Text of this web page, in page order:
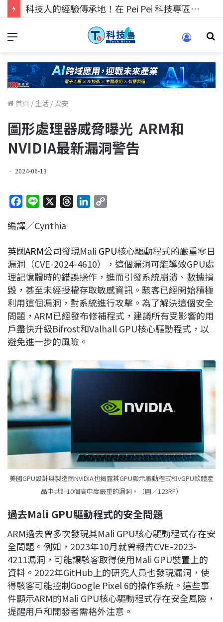
科技人找工作，就到TECH+ 科技專區!
首頁 / 生活 / 資安
圖形處理器威脅曝光 ARM和
NVIDIA最新漏洞警告
2024-06-13
c
b
o
o
k
n
a
d
s
e
d
I
n
L
n
k
編譯／Cynthia
英國ARM公司發現Mali GPU核心驅動程式的嚴重零日
漏洞（CVE-2024-4610），這個漏洞可能導致GPU處
理記憶體時的錯誤操作，進而引發系統崩潰、數據損
毀，甚至未經授權存取敏感資訊。駭客已經開始積極
利用這個漏洞，對系統進行攻擊。為了解決這個安全
問題，ARM已經發布修補程式，建議所有受影響的用
戶盡快升級Bifrost和Valhall GPU核心驅動程式，以
避免進一步的風險。
美國GPU設計與製造商NVIDIA也揭露其GPU顯示驅動程式和vGPU軟體產
品中共計10個高中度嚴重的漏洞。（圖／123RF）
過去Mali GPU驅動程式的安全問題
ARM過去曾多次發現其Mali GPU核心驅動程式存在安
全問題。例如，2023年10月就曾報告CVE-2023-
4211漏洞，可能讓駭客取得使用Mali GPU裝置上的
資料。2022年GitHub上的研究人員也發現漏洞，使
得駭客可能控制Google Pixel 6的操作系統。這些事
件顯示ARM的Mali GPU核心驅動程式存在安全風險，
提醒用戶和開發者需格外注意。